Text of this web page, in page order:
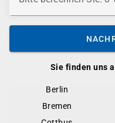
Sie finden uns
Berlin
Bremen